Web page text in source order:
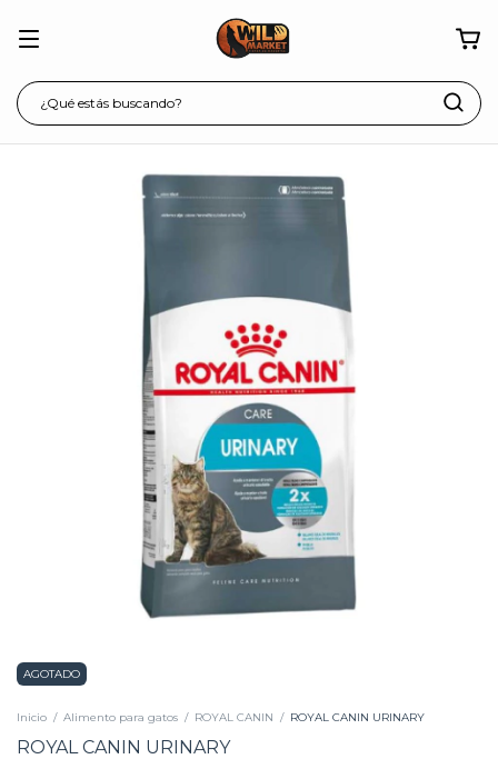
AGOTADO
Inicio / Alimento para gatos / ROYAL CANIN / ROYAL CANIN URINARY
ROYAL CANIN URINARY